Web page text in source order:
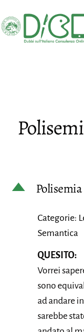
al
contenuto
Online
D
Categorie:
Semantica
QUESITO:
Vorrei
sono
ad andare
sarebbe